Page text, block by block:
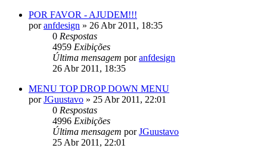
POR FAVOR - AJUDEM!!!
poranfdesign » 26 Abr 2011, 18:35
0 Respostas
4959 Exibições
Última mensagem poranfdesign
26 Abr 2011, 18:35
MENU TOP DROP DOWN MENU
porJGuustavo » 25 Abr 2011, 22:01
0 Respostas
4996 Exibições
Última mensagem porJGuustavo
25 Abr 2011, 22:01